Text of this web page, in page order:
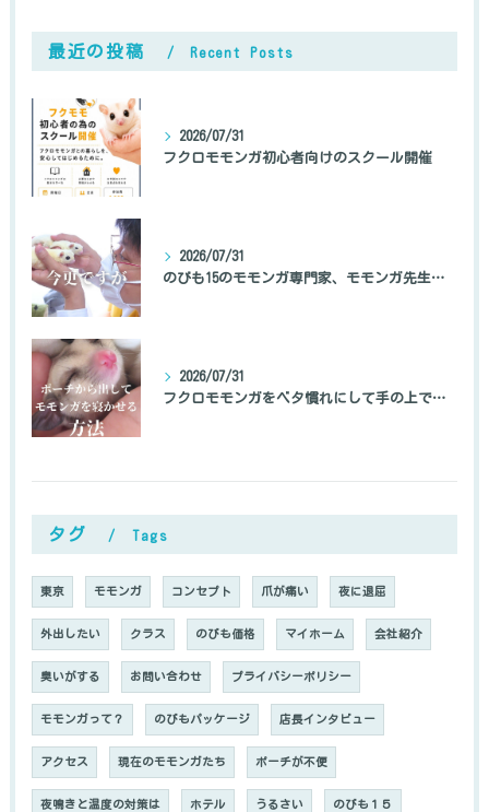
最近の投稿 Recent Posts
2026/07/31
フクロモモンガ初心者向けのスクール開催
2026/07/31
のびも15のモモンガ専門家、モモンガ先生の自己紹介
2026/07/31
フクロモモンガをベタ慣れにして手の上で寝かせる方法
タグ Tags
東京 モモンガ コンセプト 爪が痛い 夜に退屈
外出したい クラス のびも価格 マイホーム 会社紹介
臭いがする お問い合わせ プライバシーポリシー
モモンガって？ のびもパッケージ 店長インタビュー
アクセス 現在のモモンガたち ポーチが不便
夜鳴きと温度の対策は ホテル うるさい のびも１５